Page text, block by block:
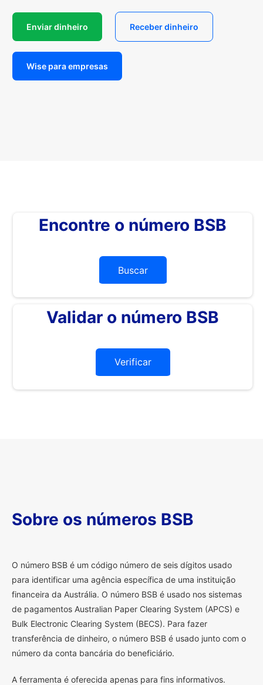
Enviar dinheiro Receber dinheiro
Wise para empresas
Encontre o número BSB
Buscar
Validar o número BSB
Verificar
Sobre os números BSB
O número BSB é um código número de seis dígitos usado
para identificar uma agência específica de uma instituição
financeira da Austrália. O número BSB é usado nos sistemas
de pagamentos Australian Paper Clearing System (APCS) e
Bulk Electronic Clearing System (BECS). Para fazer
transferência de dinheiro, o número BSB é usado junto com o
número da conta bancária do beneficiário.
A ferramenta é oferecida apenas para fins informativos.